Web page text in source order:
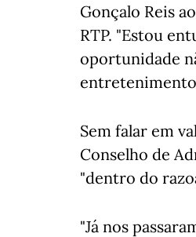
Gonçalo Reis
RTP. "Estou
oportunidade
entretenimento
Sem falar em
Conselho de
"dentro do
"Já nos